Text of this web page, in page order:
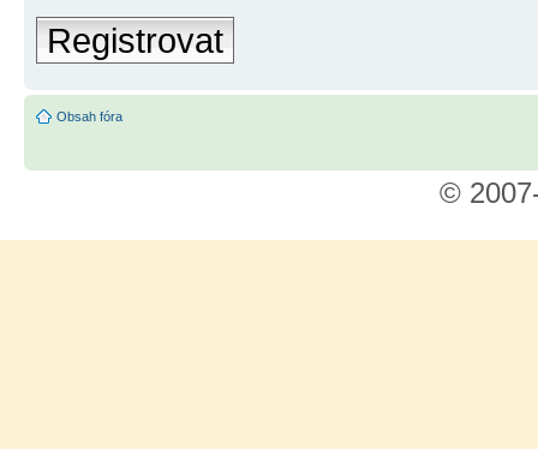
Registrovat
Obsah fóra
©